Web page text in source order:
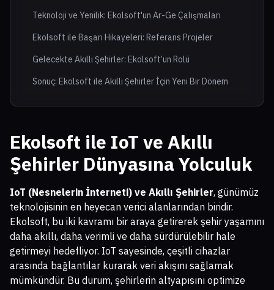
Teknoloji ve Yenilik: Ekolsoft'un Ar-Ge Çalışmaları
Ekolsoft ile Başarı Hikayeleri: Referans Projeler
Gelecekte Akıllı Şehirler: Ekolsoft’un Rolü
Sonuç: Ekolsoft ile Akıllı Şehirler İçin Yeni Bir Dönem
Ekolsoft ile IoT ve Akıllı
Şehirler Dünyasına Yolculuk
IoT (Nesnelerin İnterneti) ve Akıllı Şehirler, günümüz
teknolojisinin en heyecan verici alanlarından biridir.
Ekolsoft, bu iki kavramı bir araya getirerek şehir yaşamını
daha akıllı, daha verimli ve daha sürdürülebilir hale
getirmeyi hedefliyor. IoT sayesinde, çeşitli cihazlar
arasında bağlantılar kurarak veri akışını sağlamak
mümkündür. Bu durum, şehirlerin altyapısını optimize